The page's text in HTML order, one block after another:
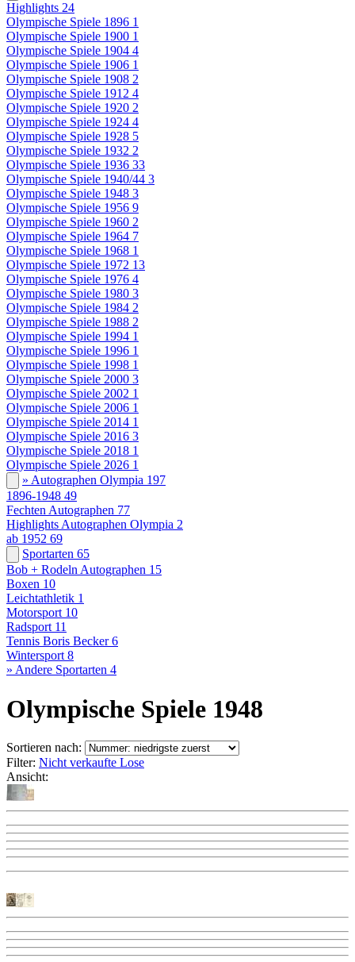
Highlights 24
Olympische Spiele 1896 1
Olympische Spiele 1900 1
Olympische Spiele 1904 4
Olympische Spiele 1906 1
Olympische Spiele 1908 2
Olympische Spiele 1912 4
Olympische Spiele 1920 2
Olympische Spiele 1924 4
Olympische Spiele 1928 5
Olympische Spiele 1932 2
Olympische Spiele 1936 33
Olympische Spiele 1940/44 3
Olympische Spiele 1948 3
Olympische Spiele 1956 9
Olympische Spiele 1960 2
Olympische Spiele 1964 7
Olympische Spiele 1968 1
Olympische Spiele 1972 13
Olympische Spiele 1976 4
Olympische Spiele 1980 3
Olympische Spiele 1984 2
Olympische Spiele 1988 2
Olympische Spiele 1994 1
Olympische Spiele 1996 1
Olympische Spiele 1998 1
Olympische Spiele 2000 3
Olympische Spiele 2002 1
Olympische Spiele 2006 1
Olympische Spiele 2014 1
Olympische Spiele 2016 3
Olympische Spiele 2018 1
Olympische Spiele 2026 1
» Autographen Olympia 197
1896-1948 49
Fechten Autographen 77
Highlights Autographen Olympia 2
ab 1952 69
Sportarten 65
Bob + Rodeln Autographen 15
Boxen 10
Leichtathletik 1
Motorsport 10
Radsport 11
Tennis Boris Becker6
Wintersport 8
» Andere Sportarten 4
Olympische Spiele 1948
Sortieren nach:
Filter: Nicht verkaufte Lose
Ansicht: